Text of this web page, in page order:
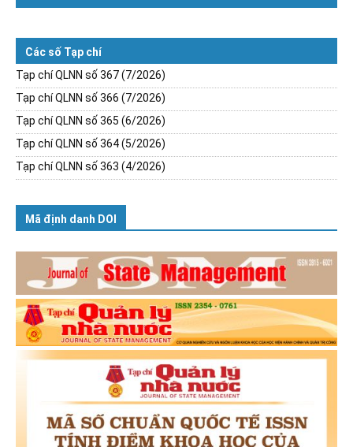
Các số Tạp chí
Tạp chí QLNN số 367 (7/2026)
Tạp chí QLNN số 366 (7/2026)
Tạp chí QLNN số 365 (6/2026)
Tạp chí QLNN số 364 (5/2026)
Tạp chí QLNN số 363 (4/2026)
Mã định danh DOI